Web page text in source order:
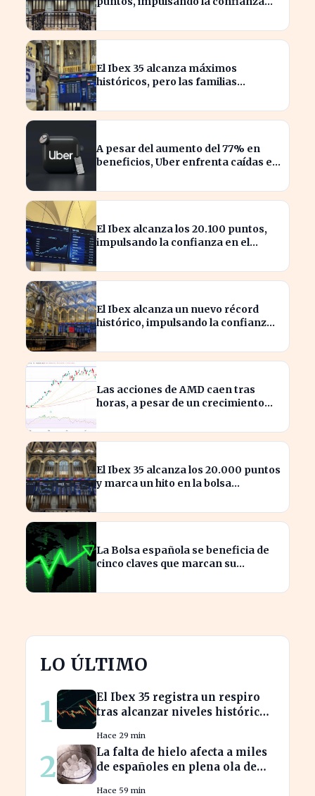
El Ibex 35 alcanza máximos
históricos, pero las familias
A pesar del aumento del 77% en
beneficios, Uber enfrenta caídas en
El Ibex alcanza los 20.100 puntos,
impulsando la confianza en el
El Ibex alcanza un nuevo récord
histórico, impulsando la confianza
Las acciones de AMD caen tras
horas, a pesar de un crecimiento
El Ibex 35 alcanza los 20.000 puntos
y marca un hito en la bolsa
La Bolsa española se beneficia de
cinco claves que marcan su
LO ÚLTIMO
1
El Ibex 35 registra un respiro
tras alcanzar niveles históricos
Hace 29 min
2
La falta de hielo afecta a miles
de españoles en plena ola de
Hace 59 min